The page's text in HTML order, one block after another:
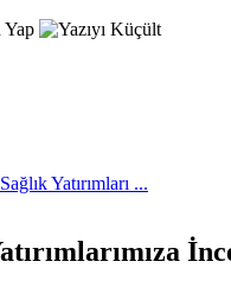
Yatırımları ...